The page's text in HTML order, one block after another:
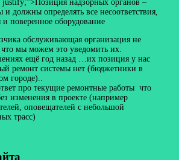
надзорных органов –
должны определять все несоответствия,
и поверенное оборудование
обслуживающая организация не
мы можем это уведомить их.
ещё год назад …их позиция у нас
ремонт системы нет (бюджетники в
городе)..
про текущие ремонтные работы что
изменения в проекте (например
оповещателей с небольшой
трасс)